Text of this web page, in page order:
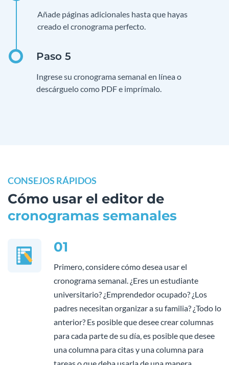
Añade páginas adicionales hasta que hayas
creado el cronograma perfecto.
Ingrese su cronograma semanal en línea o
descárguelo como PDF e imprímalo.
CONSEJOS RÁPIDOS
Cómo usar el editor de
cronogramas semanales
01
Primero, considere cómo desea usar el
cronograma semanal. ¿Eres un estudiante
universitario? ¿Emprendedor ocupado? ¿Los
padres necesitan organizar a su familia? ¿Todo lo
anterior? Es posible que desee crear columnas
para cada parte de su día, es posible que desee
una columna para citas y una columna para